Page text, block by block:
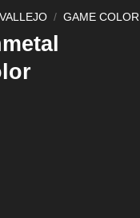
VALLEJO / GAME COLOR